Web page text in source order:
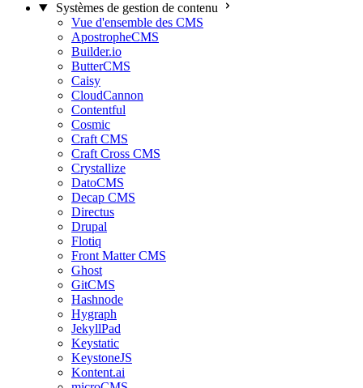
Systèmes de gestion de contenu
Vue d'ensemble des CMS
ApostropheCMS
Builder.io
ButterCMS
Caisy
CloudCannon
Contentful
Cosmic
Craft CMS
Craft Cross CMS
Crystallize
DatoCMS
Decap CMS
Directus
Drupal
Flotiq
Front Matter CMS
Ghost
GitCMS
Hashnode
Hygraph
JekyllPad
Keystatic
KeystoneJS
Kontent.ai